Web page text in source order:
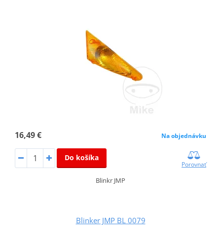
16,49 € Na objednávku
Do košíka
Porovnať
Blinkr JMP
Blinker JMP BL 0079